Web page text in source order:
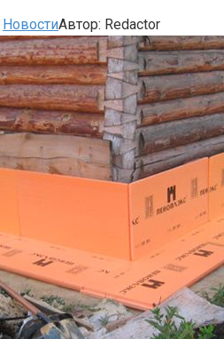
НовостиАвтор: Redactor